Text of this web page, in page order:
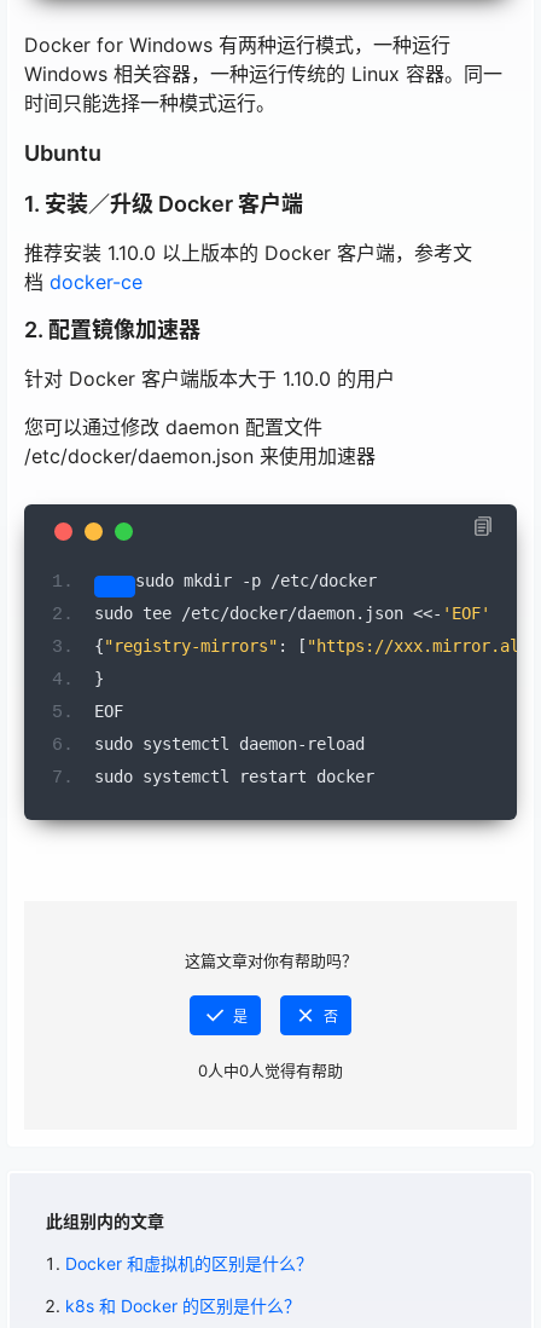
此组别内的文章
Docker 和虚拟机的区别是什么？
k8s 和 Docker 的区别是什么？
Docker for Windows 有两种运行模式，一种运行
Windows 相关容器，一种运行传统的 Linux 容器。同一
时间只能选择一种模式运行。
Ubuntu
1. 安装／升级 Docker 客户端
推荐安装 1.10.0 以上版本的 Docker 客户端，参考文
档 docker-ce
2. 配置镜像加速器
针对 Docker 客户端版本大于 1.10.0 的用户
您可以通过修改 daemon 配置文件
/etc/docker/daemon.json 来使用加速器
sudo mkdir -p /etc/docker
sudo tee /etc/docker/daemon. json <<- 'EOF'
{"registry-mirrors" : [ "https://
}
EOF
sudo systemctl daemon- reload
sudo systemctl restart docker
这篇文章对你有帮助吗？
是 否
0人中0人觉得有帮助